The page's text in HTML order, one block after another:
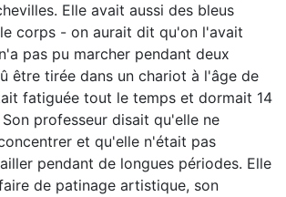
Elle avait aussi des bleus
corps - on aurait dit qu'on l'avait
pas pu marcher pendant deux
être tirée dans un chariot à l'âge de
fatiguée tout le temps et dormait 14
professeur disait qu'elle ne
et qu'elle n'était pas
pendant de longues périodes. Elle
de patinage artistique, son